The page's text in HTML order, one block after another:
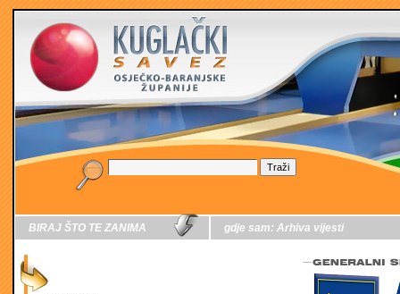
BIRAJ ŠTO TE ZANIMA gdje sam: Arhiva vijesti